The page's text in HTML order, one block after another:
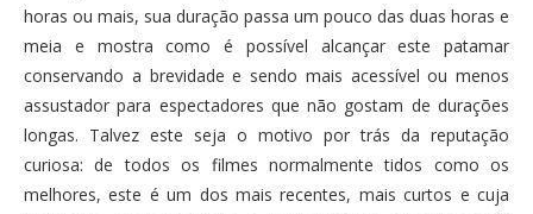
horas ou mais, sua duração passa um pouco das duas horas e
meia e mostra como é possível alcançar este patamar
conservando a brevidade e sendo mais acessível ou menos
assustador para espectadores que não gostam de durações
longas. Talvez este seja o motivo por trás da reputação
curiosa: de todos os filmes normalmente tidos como os
melhores, este é um dos mais recentes, mais curtos e cuja